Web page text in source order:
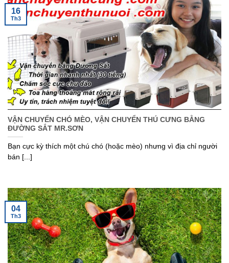
VẬN CHUYỂN CHÓ MÈO, VẬN CHUYỂN THÚ CƯNG BẰNG
ĐƯỜNG SẮT MR.SƠN
Bạn cực kỳ thích một chú chó (hoặc mèo) nhưng vì địa chỉ người
bán [...]
16
Th3
04
Th3